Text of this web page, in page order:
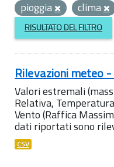
pioggia
clima
RISULTATO DEL FILTRO
Rilevazioni meteo
Valori estremali
Relativa,
Vento (Raffica
dati riportati sono
CSV